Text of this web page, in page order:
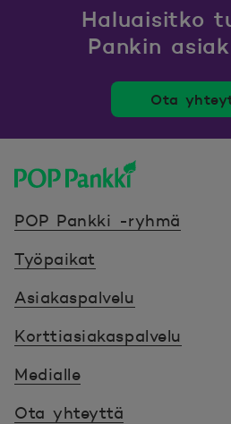
Haluaisitko
Pankin
Ota
POP Pankki -ryhmä
Työpaikat
Asiakaspalvelu
Korttiasiakaspalvelu
Medialle
Ota yhteyttä